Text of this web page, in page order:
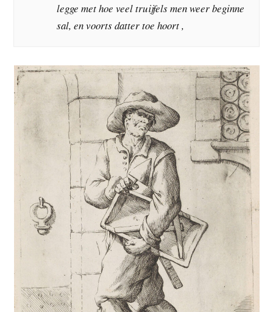
legge met hoe veel truijfels men weer beginne
sal, en voorts datter toe hoort ,